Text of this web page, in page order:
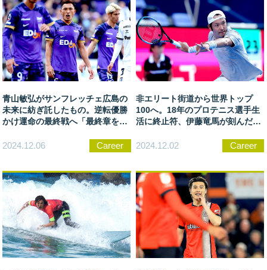
青山敏弘がサンフレッチェ広島の
未来に紡ぎ託したもの。逆転優勝
かけ運命の最終戦へ「最終章を書
2024.12.06 Career
非エリート街道から世界トップ
100へ。18年のプロテニス選手生
活に終止符、伊藤竜馬が刻んだ開
2024.12.02 Career